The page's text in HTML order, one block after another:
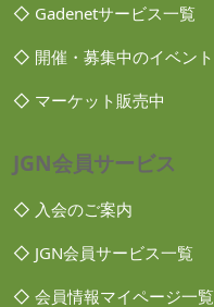
◇ Gadenetサービス一覧
◇ 開催・募集中のイベント
◇ マーケット販売中
JGN会員サービス
◇ 入会のご案内
◇ JGN会員サービス一覧
◇ 会員情報マイページ一覧